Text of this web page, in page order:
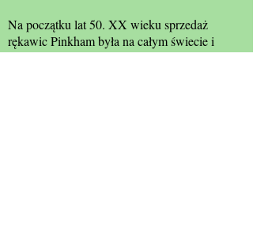
Na początku lat 50. XX wieku sprzedaż
rękawic Pinkham była na całym świecie i
zatrudniało 300 pracowników domowych i